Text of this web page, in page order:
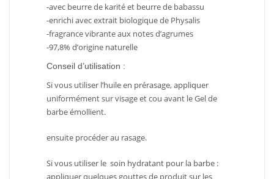
-avec beurre de karité et beurre de babassu
-enrichi avec extrait biologique de Physalis
-fragrance vibrante aux notes d’agrumes
-97,8% d’origine naturelle
Conseil d’utilisation :
Si vous utiliser l’huile en prérasage, appliquer
uniformément sur visage et cou avant le Gel de
barbe émollient.
ensuite procéder au rasage.
Si vous utiliser le soin hydratant pour la barbe :
appliquer quelques gouttes de produit sur les